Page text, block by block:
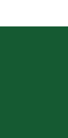
varianter.